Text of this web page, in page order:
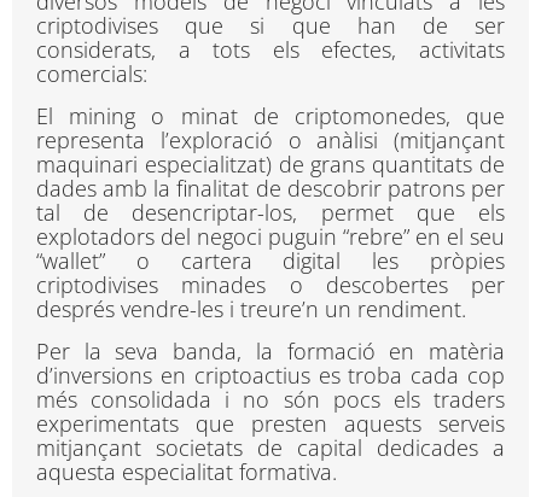
criptodivises que si que han de ser
considerats, a tots els efectes, activitats
comercials:
El mining o minat de criptomonedes, que
representa l’exploració o anàlisi (mitjançant
maquinari especialitzat) de grans quantitats de
dades amb la finalitat de descobrir patrons per
tal de desencriptar-los, permet que els
explotadors del negoci puguin “rebre” en el seu
“wallet” o cartera digital les pròpies
criptodivises minades o descobertes per
després vendre-les i treure’n un rendiment.
Per la seva banda, la formació en matèria
d’inversions en criptoactius es troba cada cop
més consolidada i no són pocs els traders
experimentats que presten aquests serveis
mitjançant societats de capital dedicades a
aquesta especialitat formativa.